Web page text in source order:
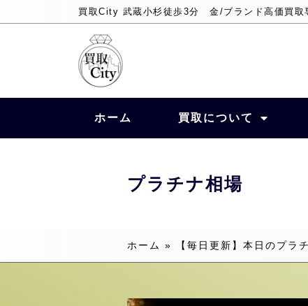
買取City 武蔵小杉徒歩3分 金/ブランド高価買取
ホーム 買取について
プラチナ相場
ホーム » 【毎日更新】本日のプラ